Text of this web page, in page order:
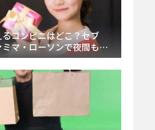
コンビニはどこ？セブ
ミマ・ローソンで夜間も買
の種類と販売店の探し方
最新】